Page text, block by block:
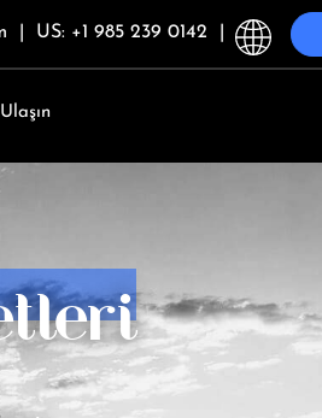
US: +1 985 239 0142